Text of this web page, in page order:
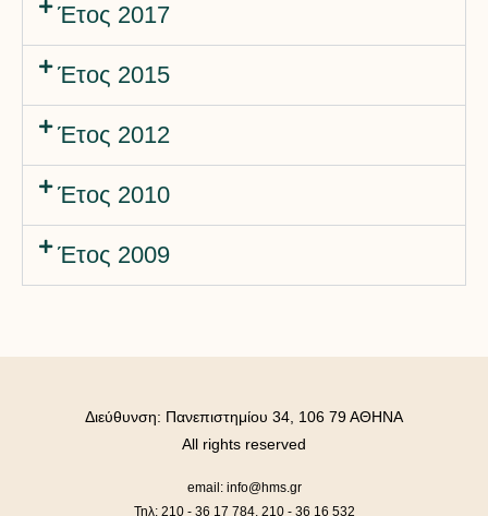
Έτος 2017
Έτος 2015
Έτος 2012
Έτος 2010
Έτος 2009
email: info@hms.gr
Τηλ: 210 - 36 17 784, 210 - 36 16 532
Διεύθυνση: Πανεπιστημίου 34, 106 79 ΑΘΗΝΑ
All rights reserved